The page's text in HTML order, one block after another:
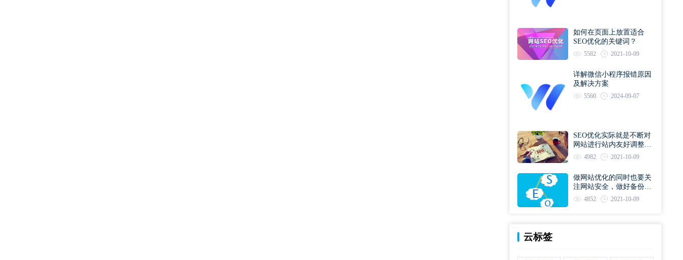
如何在页面上放置适合
SEO优化的关键词？
5582 2021-10-09
详解微信小程序报错原因
及解决方案
5560 2024-09-07
SEO优化实际就是不断对
网站进行站内友好调整直
到符合优化规则
4982 2021-10-09
做网站优化的同时也要关
注网站安全，做好备份工
作 4852 2021-10-09
云标签